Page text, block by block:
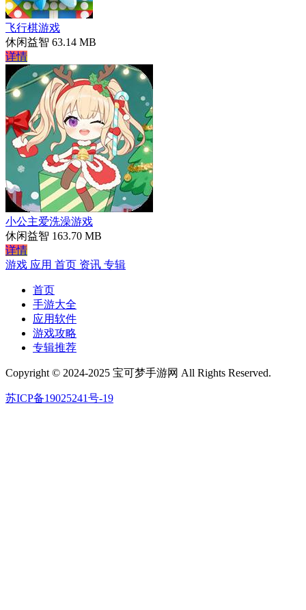
飞行棋游戏
休闲益智 63.14 MB
详情
小公主爱洗澡游戏
休闲益智 163.70 MB
详情
游戏 应用 首页 资讯 专辑
首页
手游大全
应用软件
游戏攻略
专辑推荐
Copyright © 2024-2025 宝可梦手游网 All Rights Reserved.
苏ICP备19025241号-19